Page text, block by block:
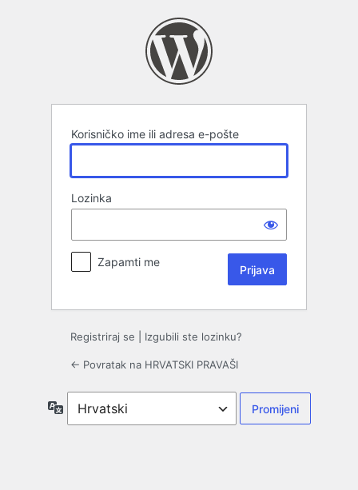
Korisničko ime ili adresa e-pošte
Lozinka
Zapamti me
Registriraj se Izgubili ste lozinku?
← Povratak na HRVATSKI PRAVAŠI
Jezik